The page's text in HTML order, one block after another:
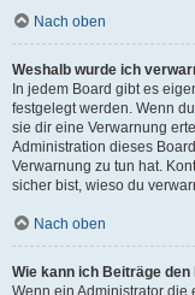
Nach oben
Weshalb wurde ich
In jedem Board gibt es
festgelegt werden. Wenn
sie dir eine Verwarnung
Administration dieses
Verwarnung zu tun hat.
sicher bist, wieso du
Nach oben
Wie kann ich Beiträge
Wenn ein Administrator die